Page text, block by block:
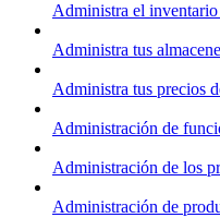
Administra el
Administra tus
Administra tus precios
Administración de
Administración de los
Administración de